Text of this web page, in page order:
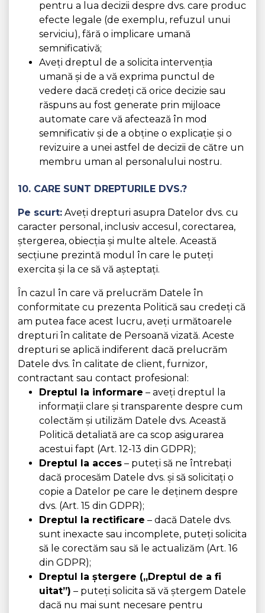
pentru a lua decizii despre dvs. care produc
efecte legale (de exemplu, refuzul unui
serviciu), fără o implicare umană
semnificativă;
Aveți dreptul de a solicita intervenția
umană și de a vă exprima punctul de
vedere dacă credeți că orice decizie sau
răspuns au fost generate prin mijloace
automate care vă afectează în mod
semnificativ și de a obține o explicație și o
revizuire a unei astfel de decizii de către un
membru uman al personalului nostru.
10. CARE SUNT DREPTURILE DVS.?
Pe scurt: Aveți drepturi asupra Datelor dvs. cu
caracter personal, inclusiv accesul, corectarea,
ștergerea, obiecția și multe altele. Această
secțiune prezintă modul în care le puteți
exercita și la ce să vă așteptați.
În cazul în care vă prelucrăm Datele în
conformitate cu prezenta Politică sau credeți că
am putea face acest lucru, aveți următoarele
drepturi în calitate de Persoană vizată. Aceste
drepturi se aplică indiferent dacă prelucrăm
Datele dvs. în calitate de client, furnizor,
contractant sau contact profesional:
Dreptul la informare – aveți dreptul la
informații clare și transparente despre cum
colectăm și utilizăm Datele dvs. Această
Politică detaliată are ca scop asigurarea
acestui fapt (Art. 12-13 din GDPR);
Dreptul la acces – puteți să ne întrebați
dacă procesăm Datele dvs. și să solicitați o
copie a Datelor pe care le deținem despre
dvs. (Art. 15 din GDPR);
Dreptul la rectificare – dacă Datele dvs.
sunt inexacte sau incomplete, puteți solicita
să le corectăm sau să le actualizăm (Art. 16
din GDPR);
Dreptul la ștergere („Dreptul de a fi
uitat”) – puteți solicita să vă ștergem Datele
dacă nu mai sunt necesare pentru